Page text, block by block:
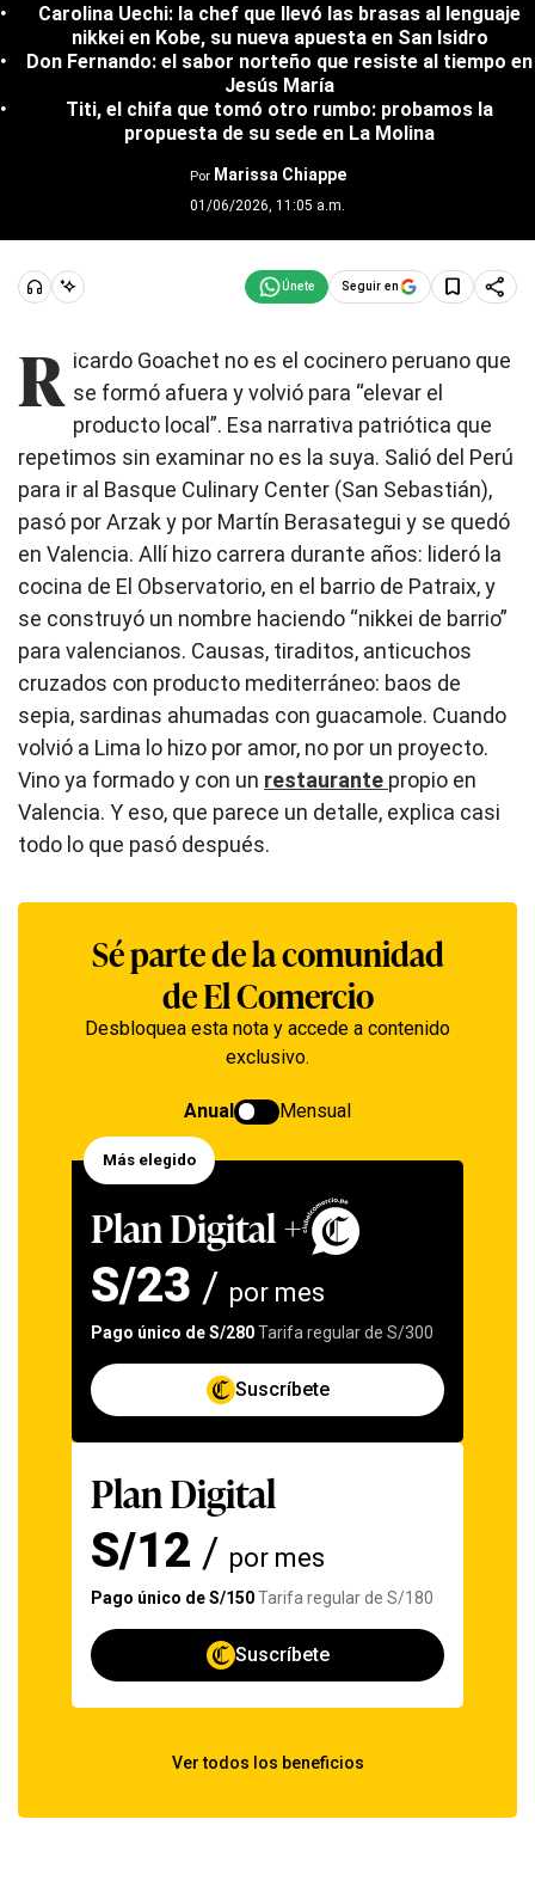
Carolina Uechi: la chef que llevó las brasas al lenguaje
nikkei en Kobe, su nueva apuesta en San Isidro
Don Fernando: el sabor norteño que resiste al tiempo en
Jesús María
Titi, el chifa que tomó otro rumbo: probamos la
propuesta de su sede en La Molina
Por Marissa Chiappe
01/06/2026, 11:05 a.m.
Seguir en
R icardo Goachet no es el cocinero peruano que
se formó afuera y volvió para “elevar el
producto local”. Esa narrativa patriótica que
repetimos sin examinar no es la suya. Salió del Perú
para ir al Basque Culinary Center (San Sebastián),
pasó por Arzak y por Martín Berasategui y se quedó
en Valencia. Allí hizo carrera durante años: lideró la
cocina de El Observatorio, en el barrio de Patraix, y
se construyó un nombre haciendo “nikkei de barrio”
para valencianos. Causas, tiraditos, anticuchos
cruzados con producto mediterráneo: baos de
sepia, sardinas ahumadas con guacamole. Cuando
volvió a Lima lo hizo por amor, no por un proyecto.
Vino ya formado y con un restaurante propio en
Valencia. Y eso, que parece un detalle, explica casi
todo lo que pasó después.